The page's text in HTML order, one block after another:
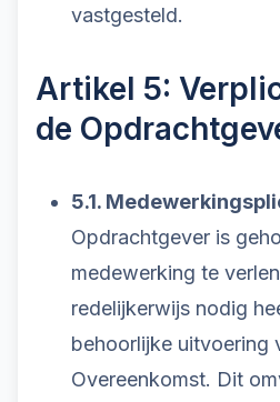
vastgesteld.
Artikel 5:
de
5.1.
Opdrachtgever is
medewerking te
redelijkerwijs nodig
behoorlijke uitvoering
Overeenkomst. Dit